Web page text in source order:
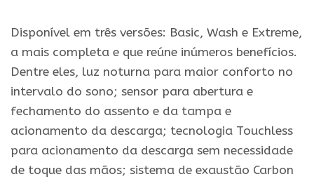
Disponível em três versões: Basic, Wash e Extreme,
a mais completa e que reúne inúmeros benefícios.
Dentre eles, luz noturna para maior conforto no
intervalo do sono; sensor para abertura e
fechamento do assento e da tampa e
acionamento da descarga; tecnologia Touchless
para acionamento da descarga sem necessidade
de toque das mãos; sistema de exaustão Carbon